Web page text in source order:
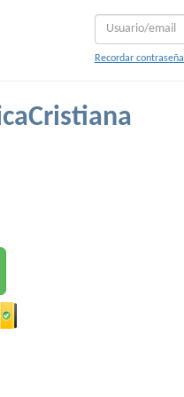
Recordar contraseña